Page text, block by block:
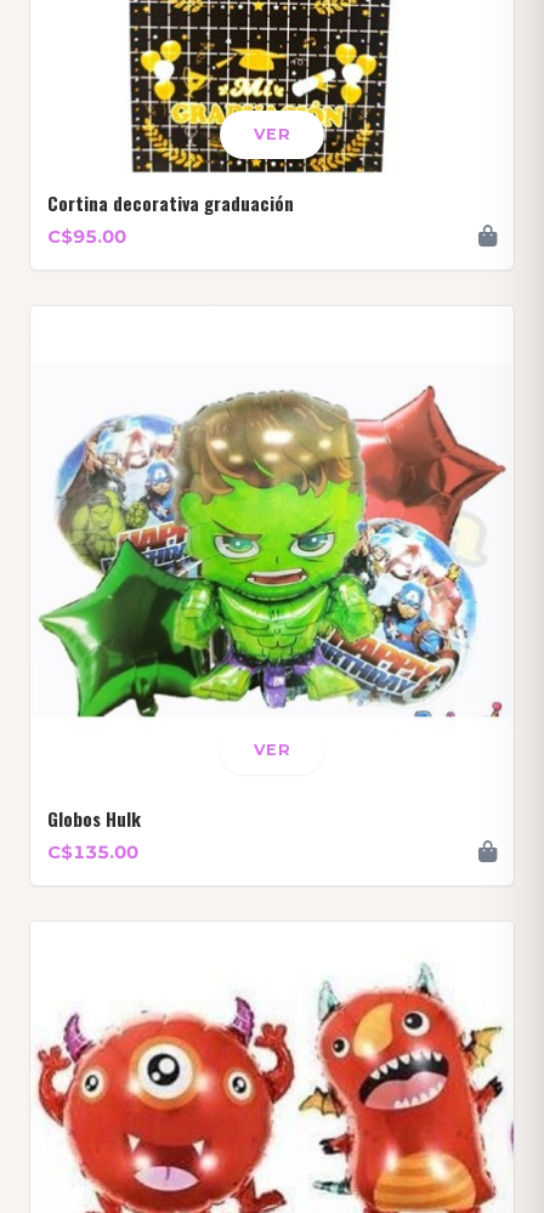
VER
Cortina decorativa graduación
C$95.00
VER
Globos Hulk
C$135.00